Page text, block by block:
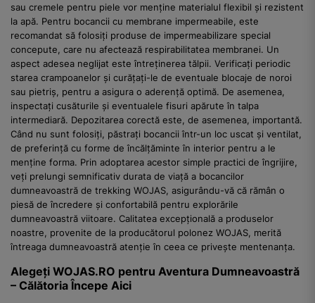
sau cremele pentru piele vor menține materialul flexibil și rezistent
la apă. Pentru bocancii cu membrane impermeabile, este
recomandat să folosiți produse de impermeabilizare special
concepute, care nu afectează respirabilitatea membranei. Un
aspect adesea neglijat este întreținerea tălpii. Verificați periodic
starea crampoanelor și curățați-le de eventuale blocaje de noroi
sau pietriș, pentru a asigura o aderență optimă. De asemenea,
inspectați cusăturile și eventualele fisuri apărute în talpa
intermediară. Depozitarea corectă este, de asemenea, importantă.
Când nu sunt folosiți, păstrați bocancii într-un loc uscat și ventilat,
de preferință cu forme de încălțăminte în interior pentru a le
menține forma. Prin adoptarea acestor simple practici de îngrijire,
veți prelungi semnificativ durata de viață a bocancilor
dumneavoastră de trekking WOJAS, asigurându-vă că rămân o
piesă de încredere și confortabilă pentru explorările
dumneavoastră viitoare. Calitatea excepțională a produselor
noastre, provenite de la producătorul polonez WOJAS, merită
întreaga dumneavoastră atenție în ceea ce privește mentenanța.
Alegeți WOJAS.RO pentru Aventura Dumneavoastră
– Călătoria Începe Aici